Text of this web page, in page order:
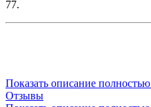
77.
Показать описание полностью
Отзывы